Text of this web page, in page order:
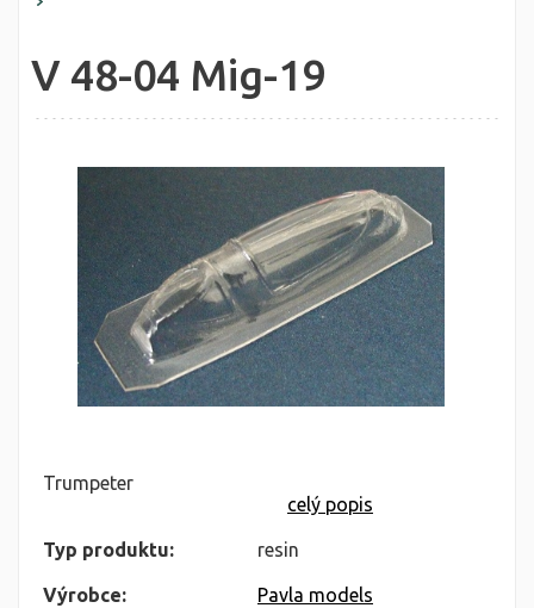
V 48-04 Mig-19
Trumpeter
celý popis
Typ produktu: resin
Výrobce: Pavla models